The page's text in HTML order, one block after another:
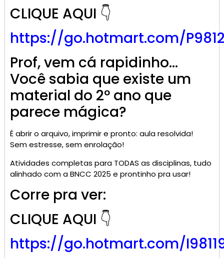
CLIQUE AQUI 👇
https://go.hotmart.com/
Prof, vem cá rapidinho…
Você sabia que existe um
material do 2º ano que
parece mágica?
É abrir o arquivo, imprimir e pronto: aula resolvida!
Sem estresse, sem enrolação!
Atividades completas para TODAS as disciplinas, tudo
alinhado com a BNCC 2025 e prontinho pra usar!
Corre pra ver:
CLIQUE AQUI 👇
https://go.hotmart.com/